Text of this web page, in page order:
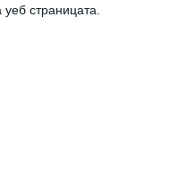
страницата.